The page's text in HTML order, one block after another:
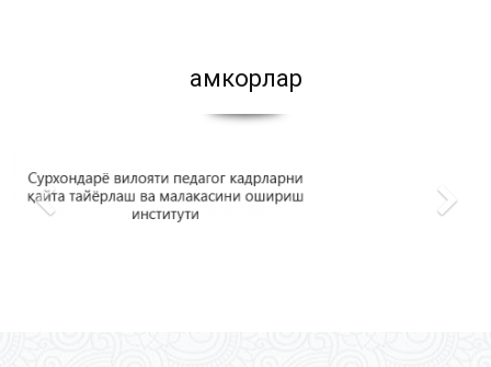
Ҳамкорлар